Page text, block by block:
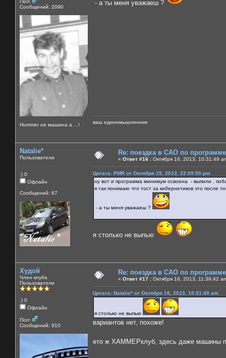
Пол:
Сообщений: 2090
Нummer не машина а ...!
- а ты меня уважаеш ?
ваш единомышленник
Natalie*
Пользователи
:) 0
Офлайн
Сообщений: 67
Re: поездка в САО по
« Ответ #16 : Октября 16, 2013, 10:31:49
Цитата: PMR от Октября 15, 2013, 22:09:50 pm
ну вот и программа минимум освоена - выпили ,
я так понимаю что тост за кибернетиков это после
- а ты меня уважаеш ?
я столько не выпью
Худой
Член клуба
Пользователи
:) 0
Офлайн
Пол:
Сообщений: 910
Re: поездка в САО по
« Ответ #17 : Октября 16, 2013, 11:39:42
Цитата: Natalie* от Октября 16, 2013, 10:31:49 am
я столько не выпью
вариантов нет, похоже!
ето ж ХАММЕРклуб, здесь даже машины